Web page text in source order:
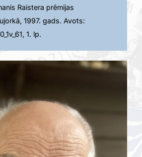
Raistera prēmijas
1997. gads. Avots:
1. lp.